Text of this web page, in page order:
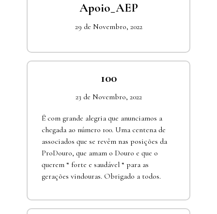
Apoio_AEP
29 de Novembro, 2022
100
23 de Novembro, 2022
É com grande alegria que anunciamos a
chegada ao número 100. Uma centena de
associados que se revêm nas posições da
ProDouro, que amam o Douro e que o
querem “ forte e saudável “ para as
gerações vindouras. Obrigado a todos.